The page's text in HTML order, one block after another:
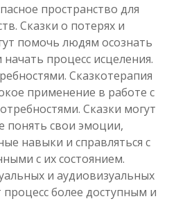
пространство для
Сказки о потерях и
помочь людям осознать
процесс исцеления.
Сказкотерапия
применение в работе с
Сказки могут
понять свои эмоции,
навыки и справляться с
с их состоянием.
и аудиовизуальных
процесс более доступным и